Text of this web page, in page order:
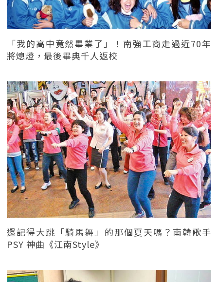
「我的高中竟然畢業了」！南強工商走過近70年
將熄燈，最後畢典千人返校
還記得大跳「騎馬舞」的那個夏天嗎？南韓歌手
PSY 神曲《江南Style》